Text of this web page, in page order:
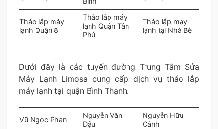
Tháo lắp máy
lạnh Quận 8
Tháo lắp máy
lạnh Quận Tân
Phú
Tháo lắp máy
lạnh tại Nhà Bè
Dưới đây là các tuyến đường Trung Tâm Sửa
Máy Lạnh Limosa cung cấp dịch vụ tháo lắp
máy lạnh tại quận Bình Thạnh.
Vũ Ngọc Phan
Nguyễn Văn
Đậu
Nguyễn Hữu
Cảnh